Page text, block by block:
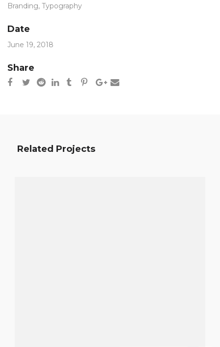
Branding, Typography
Date
June 19, 2018
Share
Related Projects